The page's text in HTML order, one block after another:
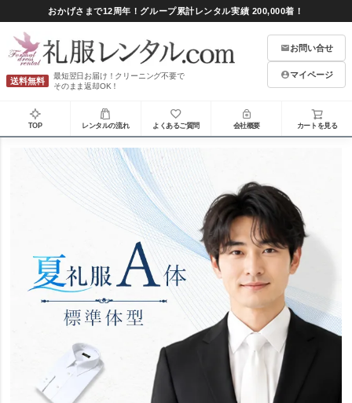
おかげさまで12周年！グループ累計レンタル実績 200,000着！
送料無料
最短翌日お届け！クリーニング不要で
そのまま返却OK！
お問い合せ
マイページ
TOP レンタルの流れ よくあるご質問 会社概要 カートを見る